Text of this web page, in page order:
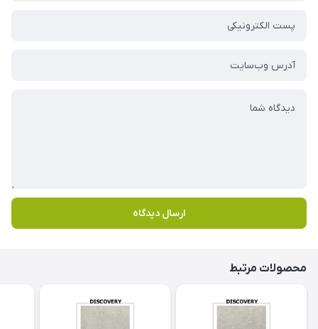
ارسال دیدگاه
محصولات مرتبط